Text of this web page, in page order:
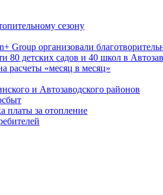
сезону
организовали
80 детских садов и 40 школ в
расчеты «месяц в месяц»
и Автозаводского районов
платы за отопление